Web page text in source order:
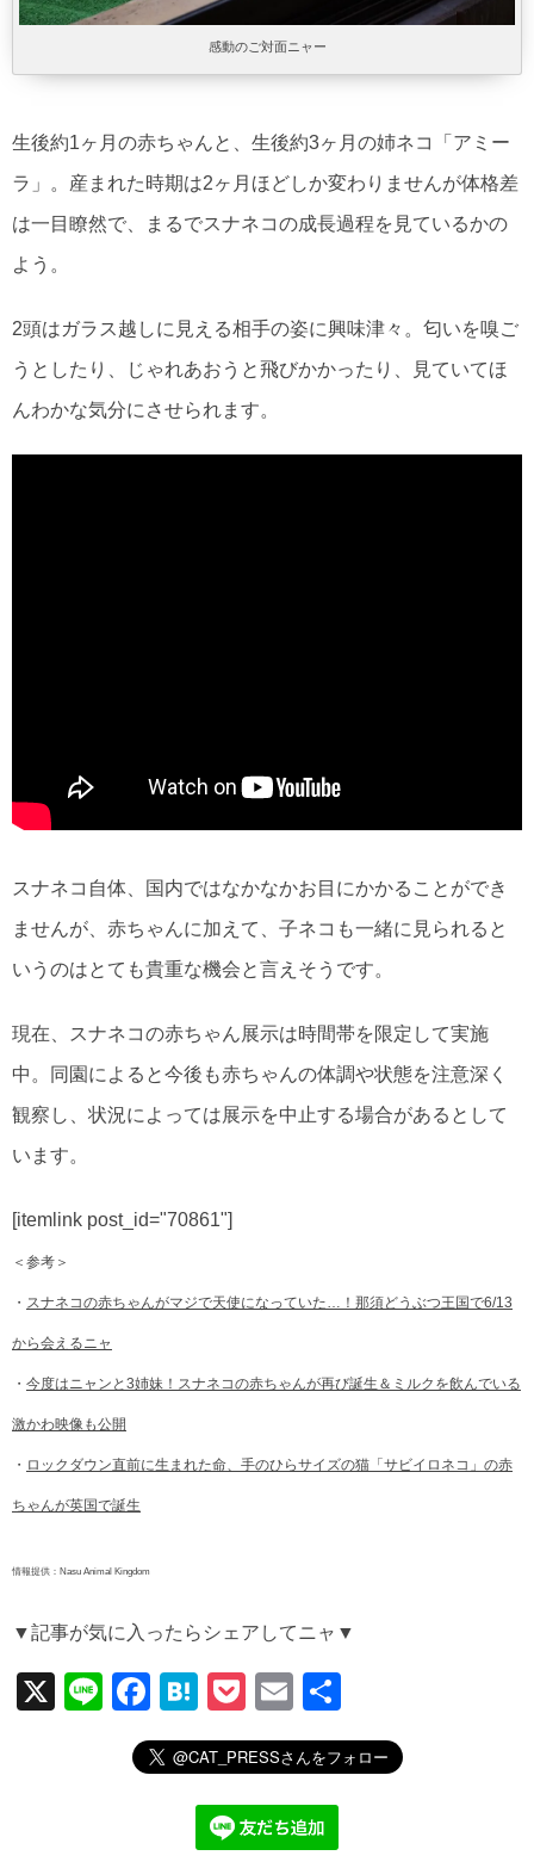
感動のご対面ニャー
生後約1ヶ月の赤ちゃんと、生後約3ヶ月の姉ネコ「アミー
ラ」。産まれた時期は2ヶ月ほどしか変わりませんが体格差
は一目瞭然で、まるでスナネコの成長過程を見ているかの
よう。
2頭はガラス越しに見える相手の姿に興味津々。匂いを嗅ご
うとしたり、じゃれあおうと飛びかかったり、見ていてほ
んわかな気分にさせられます。
スナネコ自体、国内ではなかなかお目にかかることができ
ませんが、赤ちゃんに加えて、子ネコも一緒に見られると
いうのはとても貴重な機会と言えそうです。
現在、スナネコの赤ちゃん展示は時間帯を限定して実施
中。同園によると今後も赤ちゃんの体調や状態を注意深く
観察し、状況によっては展示を中止する場合があるとして
います。
[itemlink post_id="70861"]
＜参考＞
・ スナネコの赤ちゃんがマジで天使になっていた…！那須どうぶつ王国で6/13
から会えるニャ
・ 今度はニャンと3姉妹！スナネコの赤ちゃんが再び誕生＆ミルクを飲んでいる
激かわ映像も公開
・ ロックダウン直前に生まれた命、手のひらサイズの猫「サビイロネコ」の赤
ちゃんが英国で誕生
情報提供：Nasu Animal Kingdom
▼記事が気に入ったらシェアしてニャ▼
X
Li
F
a
c
H
at
e
n
a
P
o
ck
et
E
m
ail
有